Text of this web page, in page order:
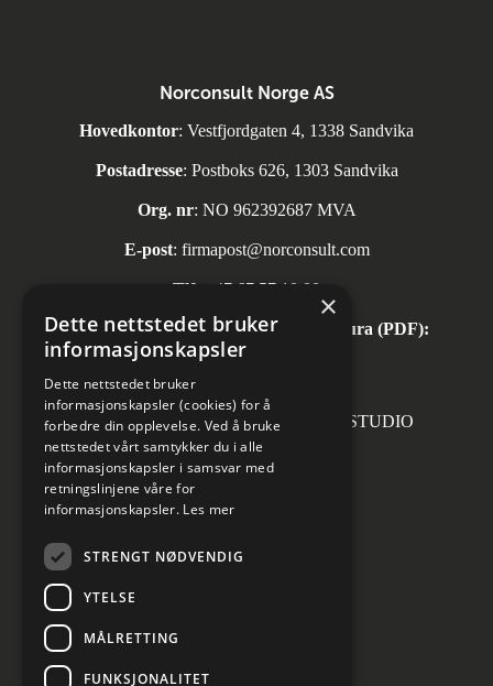
Norconsult Norge AS
Hovedkontor: Vestfjordgaten 4, 1338 Sandvika
Postadresse: Postboks 626, 1303 Sandvika
Org. nr: NO 962392687 MVA
E-post: firmapost@norconsult.com
Tlf: +47 67 57 10 00
Automatisk mottak av inngående faktura (PDF):
invoice.no@norconsult.com
Forsidefoto: RASMUS HJORTSHOJ STUDIO
Cookies innstillinger
×
Dette nettstedet bruker
informasjonskapsler
Dette nettstedet bruker
informasjonskapsler (cookies) for å
forbedre din opplevelse. Ved å bruke
nettstedet vårt samtykker du i alle
informasjonskapsler i samsvar med
retningslinjene våre for
informasjonskapsler. Les mer
STRENGT NØDVENDIG
YTELSE
MÅLRETTING
FUNKSJONALITET